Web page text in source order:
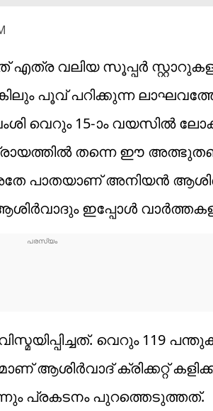
എത്ര വലിയ സൂപ്പര്‍
പൂവ് പറിക്കുന്ന
15-ാം വയസില്‍
തന്നെ ഈ
അതേ പാതയാണ് അനിയന്‍
ഇപ്പോള്‍
വെറും 119
ആശിര്‍വാദ് ക്രിക്കറ്റ്
പ്രകടനം പുറത്തെടുത്തത്.